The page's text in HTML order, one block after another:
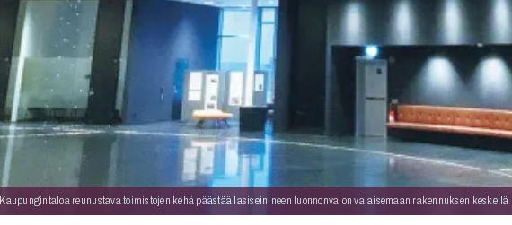
Kaupungintaloa reunustava toimistojen kehä päästää lasi­seinineen luonnon­valon valaisemaan rakennuksen